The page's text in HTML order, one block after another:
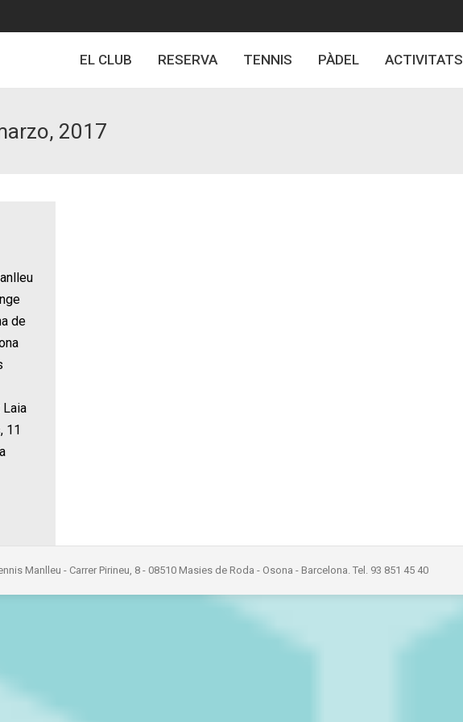
EL CLUB RESERVA TENNIS PÀDEL ACTIVITATS
2017
de
11
Manlleu - Carrer Pirineu, 8 - 08510 Masies de Roda - Osona - Barcelona. Tel. 93 851 45 40